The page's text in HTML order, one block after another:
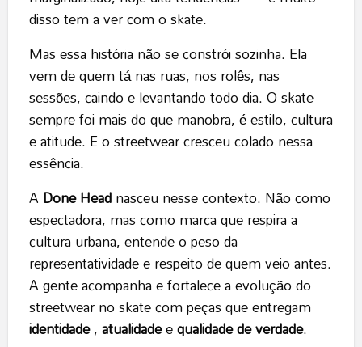
disso tem a ver com o skate.
Mas essa história não se constrói sozinha. Ela
vem de quem tá nas ruas, nos rolês, nas
sessões, caindo e levantando todo dia. O skate
sempre foi mais do que manobra, é estilo, cultura
e atitude. E o streetwear cresceu colado nessa
essência.
A Done Headnasceu nesse contexto. Não como
espectadora, mas como marca que respira a
cultura urbana, entende o peso da
representatividade e respeito de quem veio antes.
A gente acompanha e fortalece a evolução do
streetwear no skate com peças que entregam
identidade,atualidadeequalidade de verdade.